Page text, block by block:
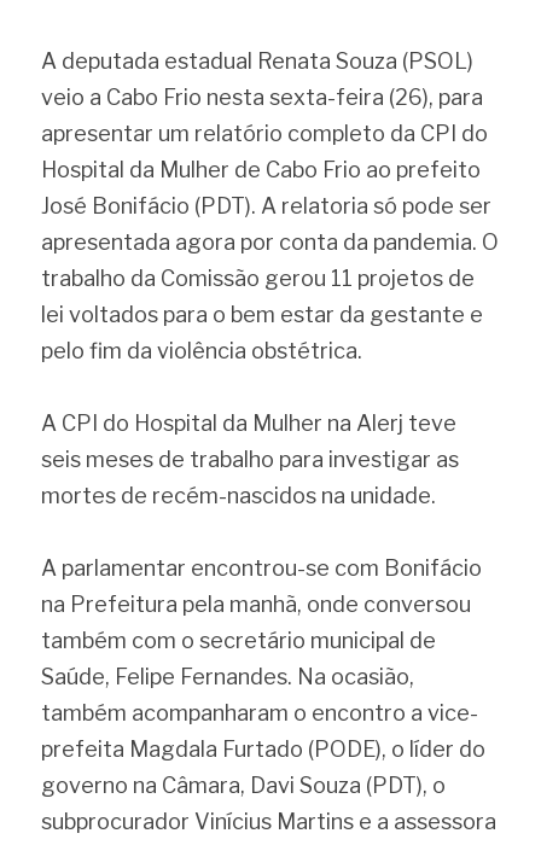
A deputada estadual Renata Souza (PSOL)
veio a Cabo Frio nesta sexta-feira (26), para
apresentar um relatório completo da CPI do
Hospital da Mulher de Cabo Frio ao prefeito
José Bonifácio (PDT). A relatoria só pode ser
apresentada agora por conta da pandemia. O
trabalho da Comissão gerou 11 projetos de
lei voltados para o bem estar da gestante e
pelo fim da violência obstétrica.
A CPI do Hospital da Mulher na Alerj teve
seis meses de trabalho para investigar as
mortes de recém-nascidos na unidade.
A parlamentar encontrou-se com Bonifácio
na Prefeitura pela manhã, onde conversou
também com o secretário municipal de
Saúde, Felipe Fernandes. Na ocasião,
também acompanharam o encontro a vice-
prefeita Magdala Furtado (PODE), o líder do
governo na Câmara, Davi Souza (PDT), o
subprocurador Vinícius Martins e a assessora